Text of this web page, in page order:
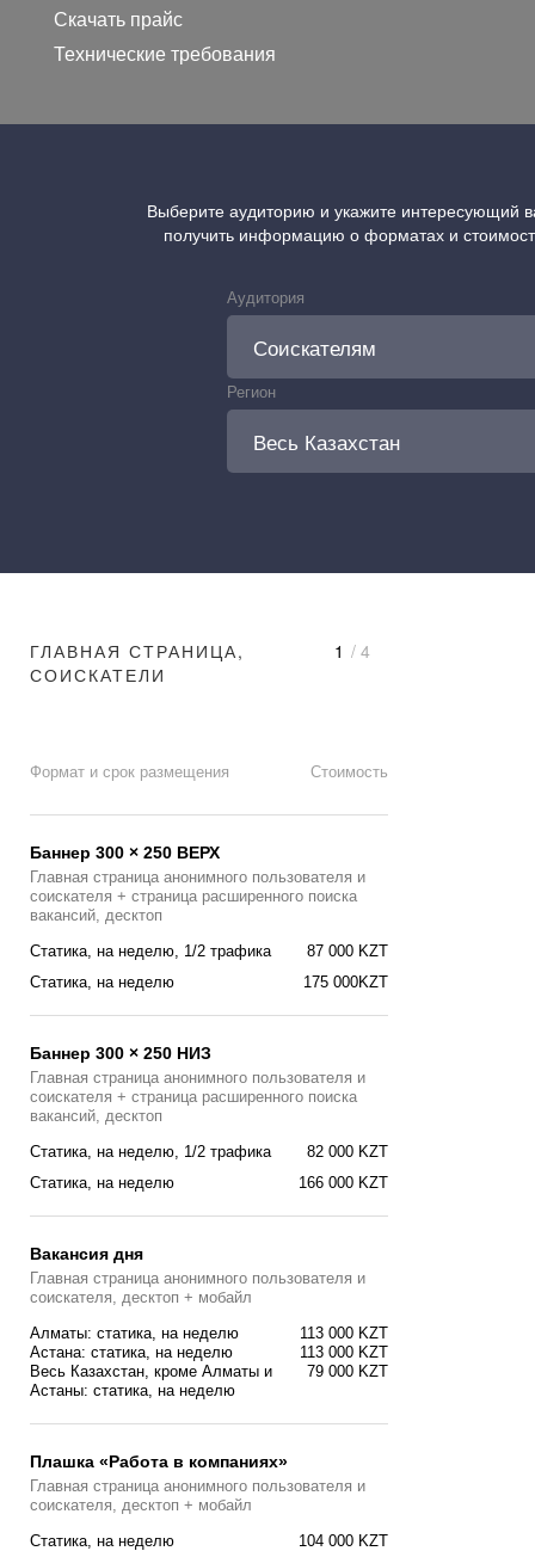
Скачать прайс
Технические требования
Выберите аудиторию и укажите интересующий
получить информацию о форматах и
Аудитория
Регион
1 / 4
ГЛАВНАЯ СТРАНИЦА,
СОИСКАТЕЛИ
Формат и срок размещения Стоимость
Баннер 300 × 250 ВЕРХ
Главная страница анонимного пользователя и
соискателя + страница расширенного поиска
вакансий, десктоп
87 000 KZT
Статика, на неделю, 1/2 трафика
175 000KZT
Статика, на неделю
Баннер 300 × 250 НИЗ
Главная страница анонимного пользователя и
соискателя + страница расширенного поиска
вакансий, десктоп
82 000 KZT
Статика, на неделю, 1/2 трафика
166 000 KZT
Статика, на неделю
Вакансия дня
Главная страницa анонимного пользователя и
соискателя, десктоп + мобайл
113 000 KZT
Алматы: статика, на неделю
113 000 KZT
Астана: статика, на неделю
79 000 KZT
Весь Казахстан, кроме Алматы и
Астаны: статика, на неделю
Плашка «Работа в компаниях»
Главная страницa анонимного пользователя и
соискателя, десктоп + мобайл
104 000 KZT
Статика, на неделю